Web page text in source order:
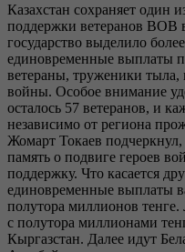
Казахстан сохраняет один
поддержки ветеранов
государство выделило
единовременные выплаты
ветераны, труженики
войны. Особое внимание
осталось 57 ветеранов, и
независимо от региона
Жомарт Токаев
память о подвиге героев
поддержку. Что касается
единовременные выплаты
полутора миллионов
с полутора миллионами
Кыргазстан. Далее идут